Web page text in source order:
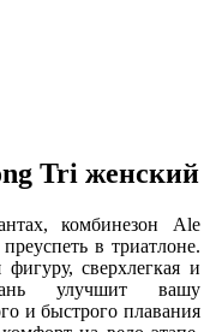
Tri женский
комбинезон Ale
в триатлоне.
сверхлегкая и
улучшит вашу
и быстрого плавания